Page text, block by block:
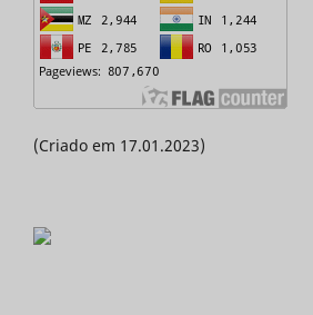
(Criado em 17.01.2023)